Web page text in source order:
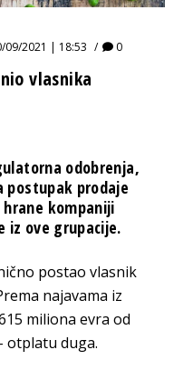
09/2021 | 18:53 0
vlasnika
odobrenja,
postupak prodaje
kompaniji
iz ove grupacije.
postao vlasnik
najavama iz
miliona evra od
otplatu duga.